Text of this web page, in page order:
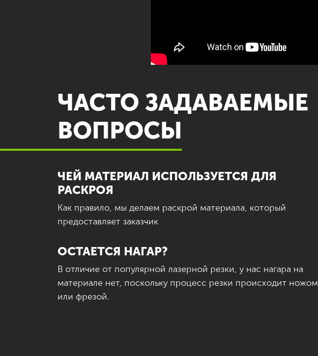
ЧАСТО ЗАДАВАЕМЫЕ
ВОПРОСЫ
ЧЕЙ МАТЕРИАЛ ИСПОЛЬЗУЕТСЯ ДЛЯ
РАСКРОЯ
Как правило, мы делаем раскрой материала, который
предоставляет заказчик
ОСТАЕТСЯ НАГАР?
В отличие от популярной лазерной резки, у нас нагара на
материале нет, поскольку процесс резки происходит ножом
или фрезой.